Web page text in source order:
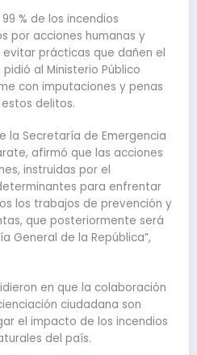
% de los incendios
por acciones humanas y
prácticas que dañen el
al Ministerio Público
con imputaciones y penas
delitos.
la Secretaría de Emergencia
afirmó que las acciones
instruidas por el
para enfrentar
los trabajos de prevención y
que posteriormente será
General de la República”,
en que la colaboración
ciudadana son
el impacto de los incendios
del país.